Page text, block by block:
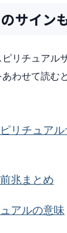
サイン
リチュアル
わせて読む
リチュアル
兆まとめ
アルの意味